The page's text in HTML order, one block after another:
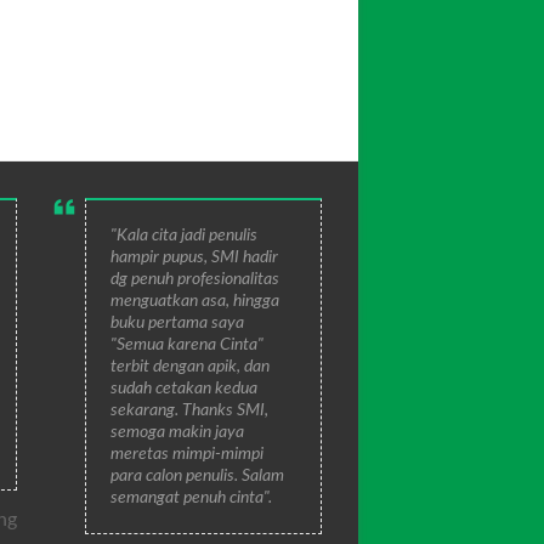
"Kala cita jadi penulis
hampir pupus, SMI hadir
dg penuh profesionalitas
menguatkan asa, hingga
buku pertama saya
"Semua karena Cinta"
terbit dengan apik, dan
sudah cetakan kedua
sekarang. Thanks SMI,
semoga makin jaya
meretas mimpi-mimpi
para calon penulis. Salam
semangat penuh cinta".